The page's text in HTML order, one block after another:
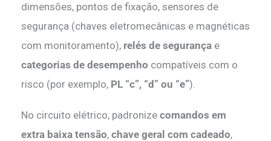
dimensões, pontos de fixação, sensores de
segurança (chaves eletromecânicas e magnéticas
com monitoramento), relés de segurança e
categorias de desempenho compatíveis com o
risco (por exemplo, PL “c”, “d” ou “e”).
No circuito elétrico, padronize comandos em
extra baixa tensão, chave geral com cadeado,